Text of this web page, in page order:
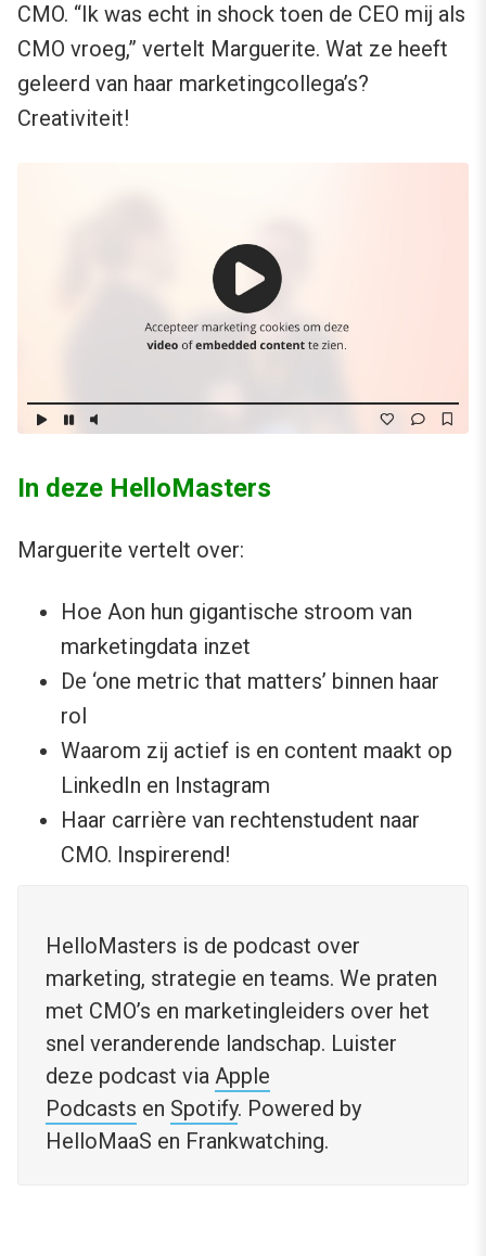
CMO. “Ik was echt in shock toen de CEO mij als
CMO vroeg,” vertelt Marguerite. Wat ze heeft
geleerd van haar marketingcollega’s?
Creativiteit!
In deze HelloMasters
Marguerite vertelt over:
Hoe Aon hun gigantische stroom van
marketingdata inzet
De ‘one metric that matters’ binnen haar
rol
Waarom zij actief is en content maakt op
LinkedIn en Instagram
Haar carrière van rechtenstudent naar
CMO. Inspirerend!
HelloMasters is de podcast over
marketing, strategie en teams. We praten
met CMO’s en marketingleiders over het
snel veranderende landschap. Luister
deze podcast via Apple
Podcasts en Spotify. Powered by
HelloMaaS en Frankwatching.